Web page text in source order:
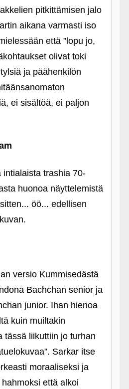
pitkittämisen jalo
aikana varmasti iso
että ”lopu jo,
olivat toki
ja päähenkilön
ei sisältöä, ei paljon
intialaista trashia 70-
huonoa näyttelemistä
öö... edellisen
versio Kummisedästä
Bachchan senior ja
junior. Ihan hienoa
kuin muiltakin
tässä liikuttiin jo turhan
Sarkar itse
moraaliseksi ja
että alkoi